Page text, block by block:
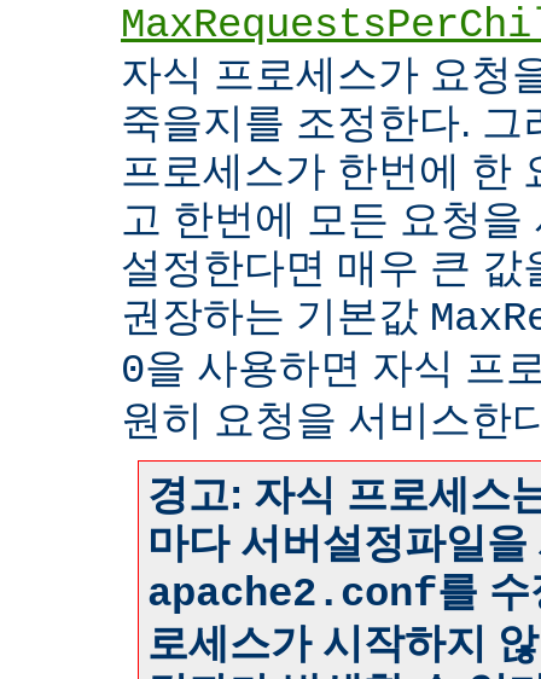
자식 프로세스가 요청
죽을지를 조정한다. 그
프로세스가 한번에 한
고 한번에 모든 요청
설정한다면 매우 큰 값
권장하는 기본값
0을 사용하면 자식 프
원히 요청을 서비스한
경고: 자식 프로세스
마다 서버설정파일
apache2.conf를
로세스가 시작하지